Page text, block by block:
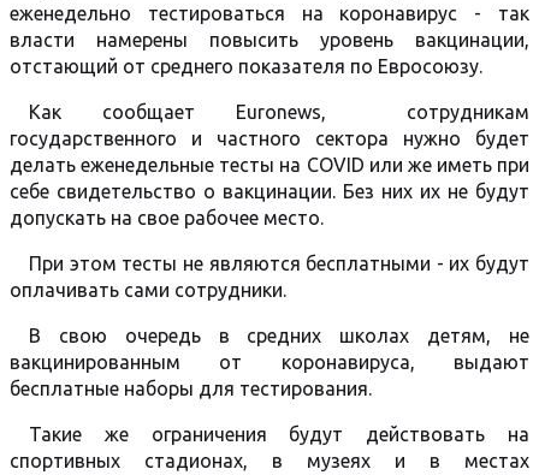
еженедельно тестироваться на коронавирус - так
власти намерены повысить уровень вакцинации,
отстающий от среднего показателя по Евросоюзу.
Как сообщает Euronews, сотрудникам
государственного и частного сектора нужно будет
делать еженедельные тесты на COVID или же иметь при
себе свидетельство о вакцинации. Без них их не будут
допускать на свое рабочее место.
При этом тесты не являются бесплатными - их будут
оплачивать сами сотрудники.
В свою очередь в средних школах детям, не
вакцинированным от коронавируса, выдают
бесплатные наборы для тестирования.
Такие же ограничения будут действовать на
спортивных стадионах, в музеях и в местах